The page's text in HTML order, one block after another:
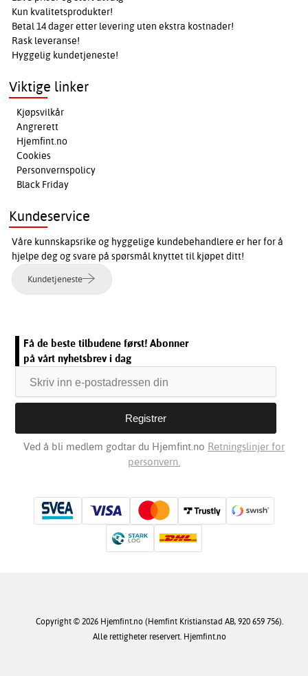
Kun kvalitetsprodukter!
Betal 14 dager etter levering uten ekstra kostnader!
Rask leveranse!
Hyggelig kundetjeneste!
Viktige linker
Kjøpsvilkår
Angrerett
Hjemfint.no
Cookies
Personvernspolicy
Black Friday
Kundeservice
Våre kunnskapsrike og hyggelige kundebehandlere er her for å
hjelpe deg og svare på spørsmål knyttet til kjøpet ditt!
Kundetjeneste
Få de beste tilbudene først! Abonner
på vårt nyhetsbrev i dag
Ved å bli medlem godtar du Hjemfint.no Retningslinjer for
personvern.
Copyright © 2026 Hjemfint.no (Hemfint Kristianstad AB, 920 659 756).
Alle rettigheter reservert. Hjemfint.no